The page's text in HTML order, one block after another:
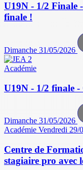
U19N - 1/2 Finale
finale !
Dimanche 31/05/2026
Académie
U19N - 1/2 finale
Dimanche 31/05/2026
Académie Vendredi 29/
Centre de
stagiaire pro avec